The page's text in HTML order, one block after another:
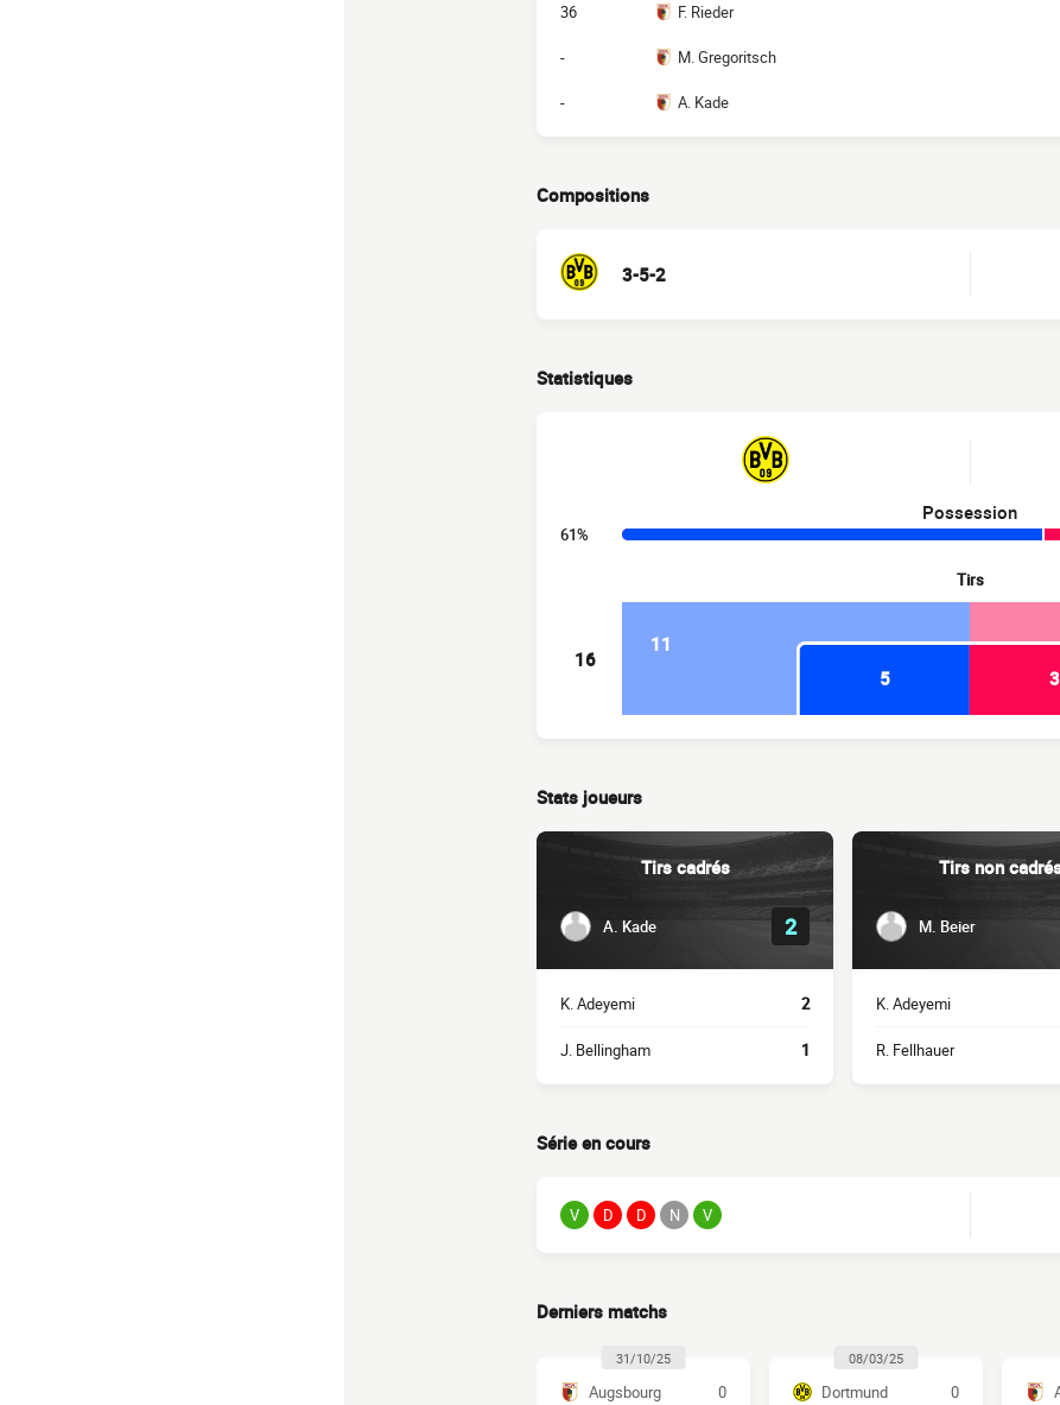
36 F. Rieder
- M. Gregoritsch
- A. Kade
Compositions
3-5-2
Statistiques
Possession
61%
Tirs
16
11
5
3
Stats joueurs
Tirs cadrés
A. Kade 2
K. Adeyemi 2
J. Bellingham 1
Tirs non
M. Beier
K. Adeyemi
R. Fellhauer
Série en cours
V D D N V
Derniers matchs
31/10/25
Augsbourg 0
08/03/25
Dortmund 0